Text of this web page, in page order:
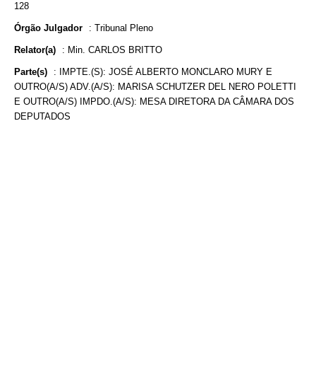
128
Órgão Julgador : Tribunal Pleno
Relator(a) : Min. CARLOS BRITTO
Parte(s) :
IMPTE.(S): JOSÉ ALBERTO MONCLARO MURY E
OUTRO(A/S) ADV.(A/S): MARISA SCHUTZER DEL NERO POLETTI
E OUTRO(A/S) IMPDO.(A/S): MESA DIRETORA DA CÂMARA DOS
DEPUTADOS